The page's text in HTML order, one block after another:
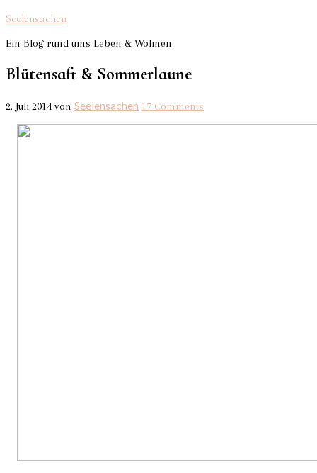
Seelensachen
Ein Blog rund ums Leben & Wohnen
Blütensaft & Sommerlaune
2. Juli 2014von Seelensachen 17 Comments